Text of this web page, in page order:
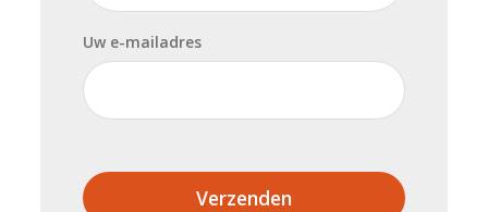
Uw e-mailadres
Verzenden